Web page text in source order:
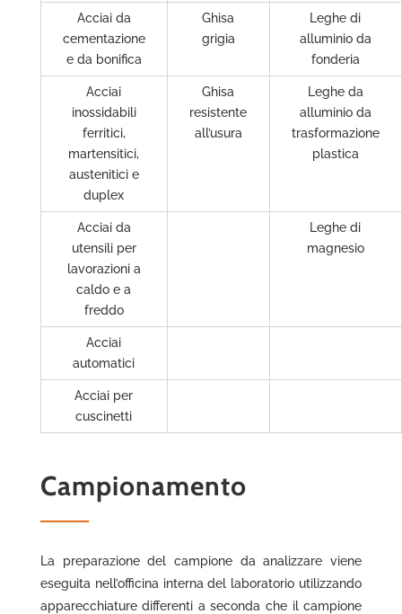
Acciai da
cementazione
e da bonifica
Ghisa
grigia
Leghe di
alluminio da
fonderia
Acciai
inossidabili
ferritici,
martensitici,
austenitici e
duplex
Ghisa
resistente
all’usura
Leghe da
alluminio da
trasformazione
plastica
Acciai da
utensili per
lavorazioni a
caldo e a
freddo
Leghe di
magnesio
Acciai
automatici
Acciai per
cuscinetti
Campionamento
La preparazione del campione da analizzare viene
eseguita nell’officina interna del laboratorio utilizzando
apparecchiature differenti a seconda che il campione